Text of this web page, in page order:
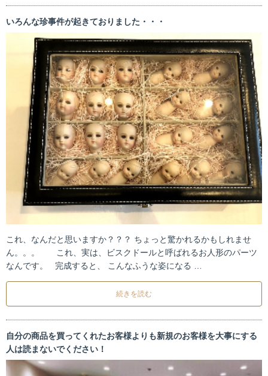
いろんな珍事件が起きておりました・・・
これ、なんだと思いますか？？？ ちょっと驚かれるかもしれませ
ん。。。 これ、実は、ビスクドールと呼ばれるお人形のパーツ
なんです。 完成すると、 こんなふうな姿になる …
続きを読む
自分の商品を買ってくれたお客様よりも新規のお客様を大事にする
人は読まないでください！